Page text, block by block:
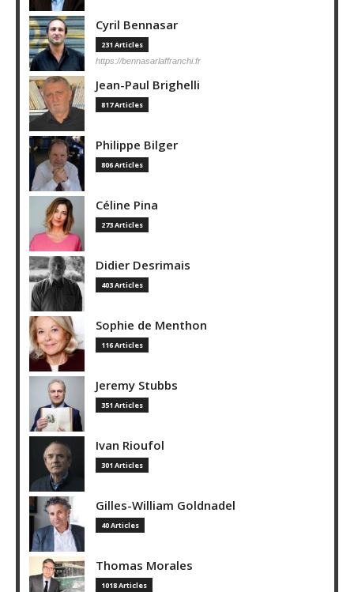
Cyril Bennasar
231 Articles
https://bennasarlaffranchi.fr
Jean-Paul Brighelli
817 Articles
Philippe Bilger
806 Articles
Céline Pina
273 Articles
Didier Desrimais
403 Articles
Sophie de Menthon
116 Articles
Jeremy Stubbs
351 Articles
Ivan Rioufol
301 Articles
Gilles-William Goldnadel
40 Articles
Thomas Morales
1018 Articles